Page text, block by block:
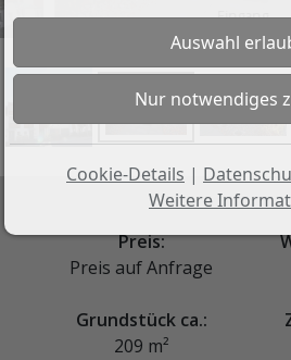
Eingang
Preis:
Preis auf Anfrage
Grundstück ca.:
209 m²
Cookie-Details |
Weitere